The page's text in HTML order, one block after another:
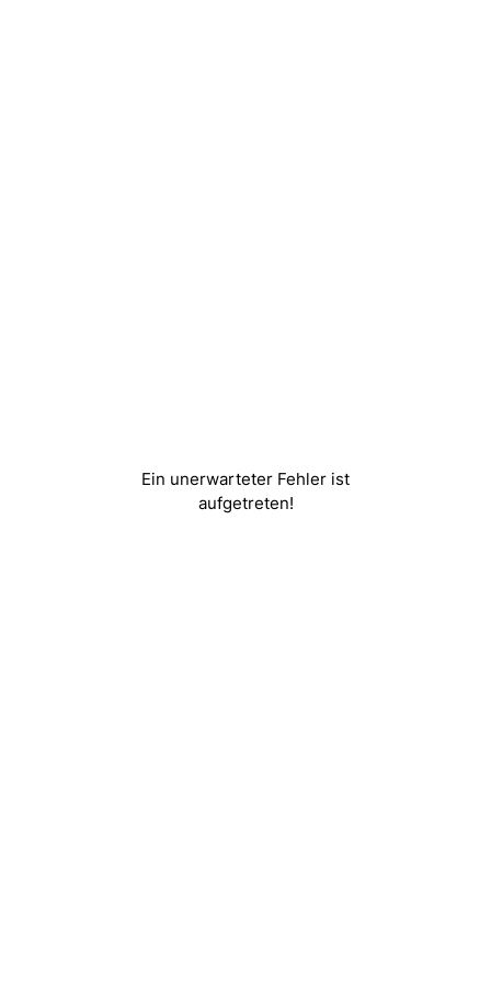
Ein unerwarteter Fehler ist
aufgetreten!